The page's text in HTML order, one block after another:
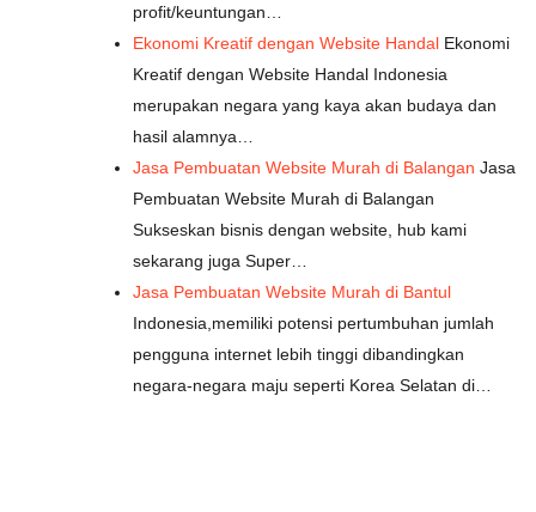
profit/keuntungan…
Ekonomi Kreatif dengan Website Handal Ekonomi
Kreatif dengan Website Handal Indonesia
merupakan negara yang kaya akan budaya dan
hasil alamnya…
Jasa Pembuatan Website Murah di Balangan Jasa
Pembuatan Website Murah di Balangan
Sukseskan bisnis dengan website, hub kami
sekarang juga Super…
Jasa Pembuatan Website Murah di Bantul
Indonesia,memiliki potensi pertumbuhan jumlah
pengguna internet lebih tinggi dibandingkan
negara-negara maju seperti Korea Selatan di…